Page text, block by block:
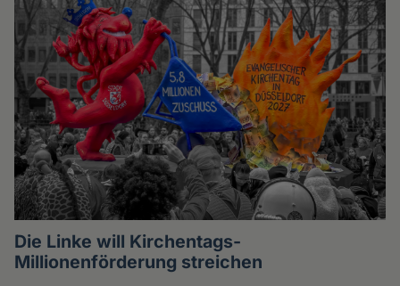
Die Linke will Kirchentags-
Millionenförderung streichen